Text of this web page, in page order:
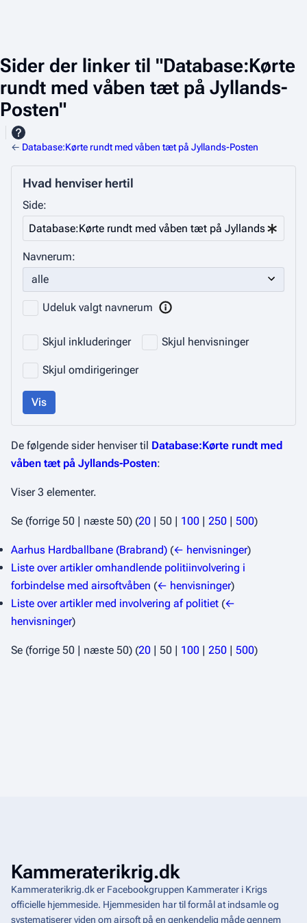
Sider der linker til "Database:Kørte
rundt med våben tæt på Jyllands-
Posten"
← Database:Kørte rundt med våben tæt på Jyllands-Posten
Hvad henviser hertil
Side:
Navnerum:
Udeluk valgt navnerum
Skjul inkluderinger Skjul henvisninger
Skjul omdirigeringer
Vis
De følgende sider henviser til Database:Kørte rundt med
våben tæt på Jyllands-Posten:
Viser 3 elementer.
Se (forrige 50 | næste 50) (20 | 50 | 100 | 250 | 500)
Aarhus Hardballbane (Brabrand) (← henvisninger)
Liste over artikler omhandlende politiinvolvering i
forbindelse med airsoftvåben (← henvisninger)
Liste over artikler med involvering af politiet (←
henvisninger)
Se (forrige 50 | næste 50) (20 | 50 | 100 | 250 | 500)
Kammeraterikrig.dk
Kammeraterikrig.dk er Facebookgruppen Kammerater i Krigs
officielle hjemmeside. Hjemmesiden har til formål at indsamle og
systematiserer viden om airsoft på en genkendelig måde gennem